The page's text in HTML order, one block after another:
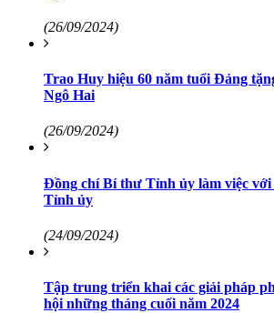
(26/09/2024)
Trao Huy hiệu 60 năm tuổi Đảng
Ngô Hai
(26/09/2024)
Đồng chí Bí thư Tỉnh ủy làm việc với
Tỉnh ủy
(24/09/2024)
Tập trung triển khai các giải pháp
hội những tháng cuối năm 2024